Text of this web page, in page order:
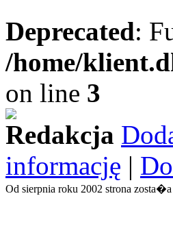
Deprecated:
/home/
on line 3
Redakcja
informację |
Od sierpnia roku 2002 strona